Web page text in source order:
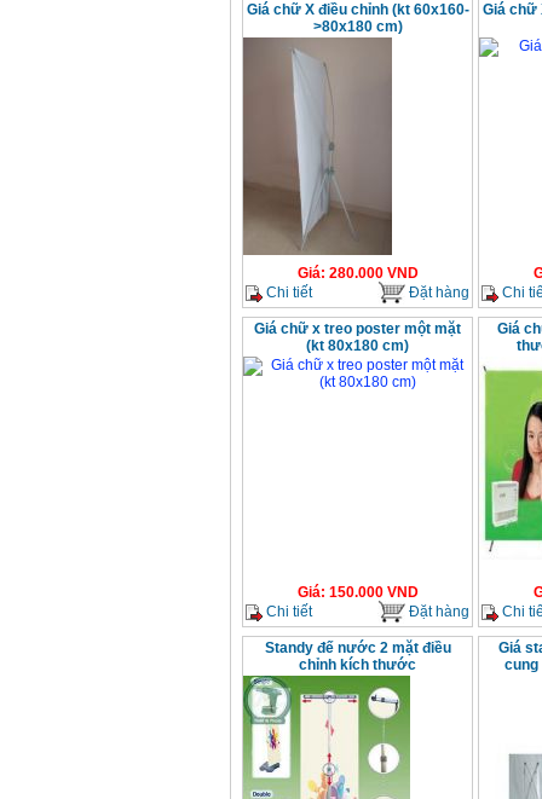
Giá chữ X điều chỉnh (kt 60x160-
>80x180 cm)
Giá: 280.000VND
Chi tiết
Đặt hàng
Giá chữ
Chi
Giá chữ x treo poster một mặt
(kt 80x180 cm)
Giá: 150.000VND
Chi tiết
Đặt hàng
Giá
Chi
Standy đế nước 2 mặt điều
chỉnh kích thước
Giá
cung